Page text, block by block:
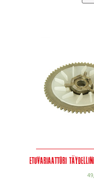
Etuvariaattori